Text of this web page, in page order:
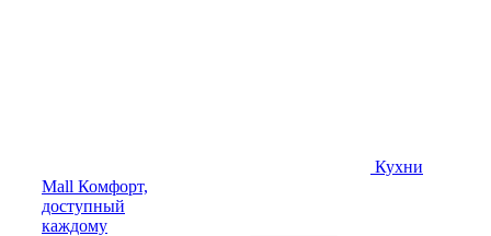
Кухни
Mall Комфорт,
доступный
каждому